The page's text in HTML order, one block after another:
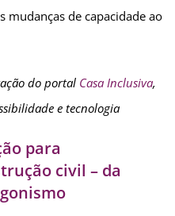
mudanças de capacidade ao
do portal Casa Inclusiva,
e tecnologia
para
civil – da